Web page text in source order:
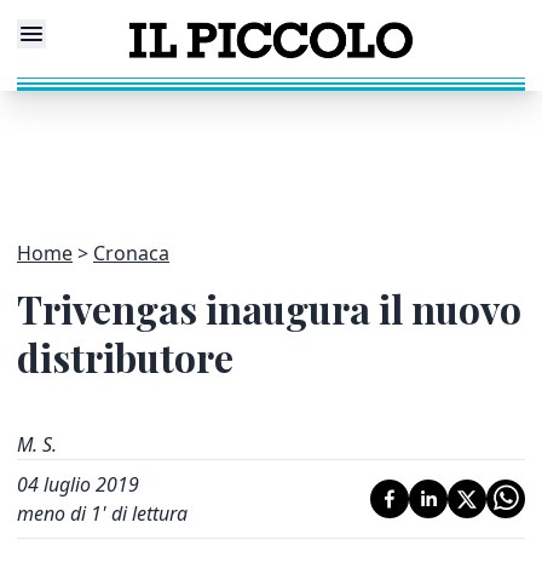
Home Cronaca
Trivengas inaugura il nuovo
distributore
M. S.
04 luglio 2019
meno di 1' di lettura